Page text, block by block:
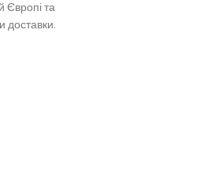
Європі та
доставки.